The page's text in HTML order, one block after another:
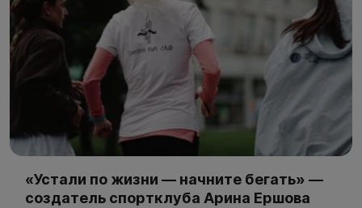
«Устали по жизни — начните бегать» —
создатель спортклуба Арина Ершова